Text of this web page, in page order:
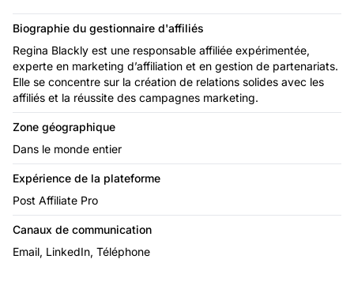
Biographie du gestionnaire d'affiliés
Regina Blackly est une responsable affiliée expérimentée,
experte en marketing d’affiliation et en gestion de partenariats.
Elle se concentre sur la création de relations solides avec les
affiliés et la réussite des campagnes marketing.
Zone géographique
Dans le monde entier
Expérience de la plateforme
Post Affiliate Pro
Canaux de communication
Email, LinkedIn, Téléphone